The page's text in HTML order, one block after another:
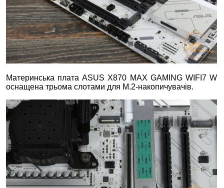
Материнська плата ASUS X870 MAX GAMING WIFI7 W
оснащена трьома слотами для M.2-накопичувачів.